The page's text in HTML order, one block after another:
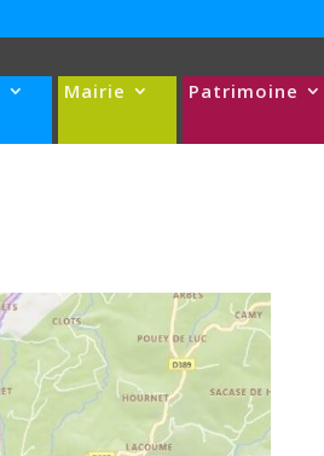
Mairie Patrimoine